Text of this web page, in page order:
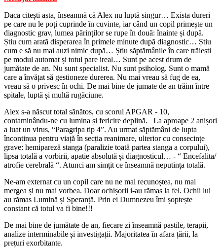
Daca citești asta, înseamnă că Alex nu luptă singur… Exista dureri
pe care nu le poți cuprinde în cuvinte, iar când un copil primește un
diagnostic grav, lumea părinților se rupe în două: înainte și după.
Știu cum arată disperarea în primele minute după diagnostic… Știu
cum e să nu mai auzi nimic după… Știu săptămânile în care trăiești
pe modul automat și totul pare ireal… Sunt pe acest drum de
jumătate de an. Nu sunt specialist. Nu sunt psiholog. Sunt o mamă
care a învățat să gestioneze durerea. Nu mai vreau să fug de ea,
vreau să o privesc în ochi. De mai bine de jumate de an trăim între
spitale, luptă și multă rugăciune.
Alex s-a născut total sănătos, cu scorul APGAR - 10,
contaminându-ne cu lumina și fericire deplină.
La aproape 2 anișori
a luat un virus, “Paragripa tip 4”. Au urmat săptămâni de lupta
încontinua pentru viață în secția reanimare, ulterior cu consecințe
grave: hemipareză stanga (paralizie toată partea stanga a corpului),
lipsa totală a vorbirii, apatie absolută și diagnosticul… - “ Encefalita/
atrofie cerebrală “. Atunci am simțit ce înseamnă neputința totală.
Ne-am externat cu un copil care nu ne mai recunoștea, nu mai
mergea și nu mai vorbea. Doar ochișorii i-au rămas la fel. Ochii lui
au rămas Lumină și Speranță. Prin ei Dumnezeu îmi șoptește
constant că totul va fi bine!!!
De mai bine de jumătate de an, fiecare zi înseamnă pastile, terapii,
analize interminabile și investigații. Majoritatea în afara țării, la
prețuri exorbitante.